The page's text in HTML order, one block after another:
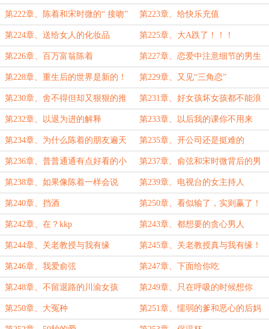
第222章、陈着和宋时微的“ 接吻” 第223章、给快乐充值
第224章、送给女人的化妆品 第225章、大A跌了！！！
第226章、百万富翁陈着 第227章、恋爱中注意细节的男生
第228章、重生后的世界是新的！ 第229章、又见“三角恋”
第230章、舍不得但却又狠狠的推
开她
第231章、好女孩坏女孩都不能浪
费！
第232章、以退为进的解释 第233章、以后我的课你不用来
了！
第234章、为什么陈着的朋友遍天
下
第235章、开公司还是挺难的
第236章、普普通通有点好看的小
女孩
第237章、俞弦和宋时微背后的男
人
第238章、如果像陈着一样会说
话，成功唾手可得
第239章、电视台的女主持人
第240章、挡酒 第250章、看似输了，实则赢了！
(4000字补更）
第242章、在？kkp 第243章、都想要的贪心男人
第244章、关老教授与我有缘 第245章、关老教授真与我有缘！
第246章、我爱俞弦 第247章、下面给你吃
第248章、不留退路的川渝女孩 第249章、只在呼吸的时候想你
第250章、大冤种 第251章、懦弱的爹和恶心的后妈